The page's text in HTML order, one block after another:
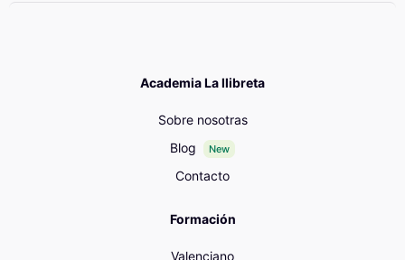
Academia La llibreta
Sobre nosotras
Blog
New
Contacto
Formación
Valenciano